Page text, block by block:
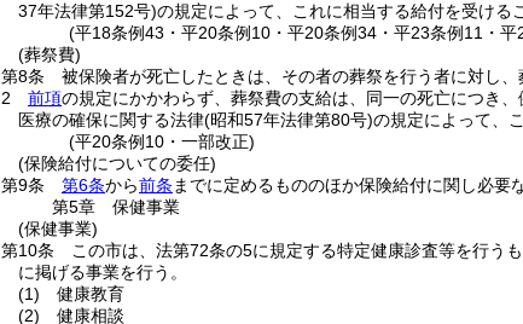
37年法律第152号)の規定によって、これに相当する給付を受ける
(平18条例43・平20条例10・平20条例34・平23条例11・
(葬祭費)
第8条
被保険者が死亡したときは、その者の葬祭を行う者に対し、
2
前項の規定にかかわらず、葬祭費の支給は、同一の死亡につき
医療の確保に関する法律(昭和57年法律第80号)の規定によって、
(平20条例10・一部改正)
(保険給付についての委任)
第9条
第6条から前条 までに定めるもののほか保険給付に関し必要
第5章
保健事業
(保健事業)
第10条
この市は、法第72条の5に規定する特定健康診査等を行う
に掲げる事業を行う。
(1)
健康教育
(2)
健康相談